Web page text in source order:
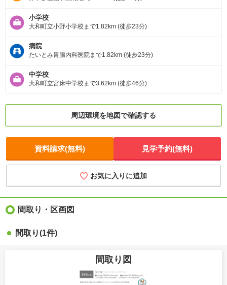
小学校
大和町立小野小学校まで1.82km (徒歩23分)
病院
たいとみ胃腸内科医院まで1.82km (徒歩23分)
中学校
大和町立宮床中学校まで3.62km (徒歩46分)
周辺環境を地図で確認する
資料請求(無料) 見学予約(無料)
お気に入りに追加
間取り・区画図
間取り(1件)
間取り図